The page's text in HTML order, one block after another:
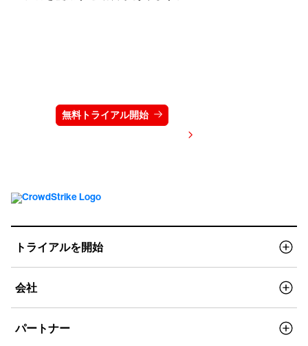
無料トライアル開始
トライアルを開始
会社
パートナー